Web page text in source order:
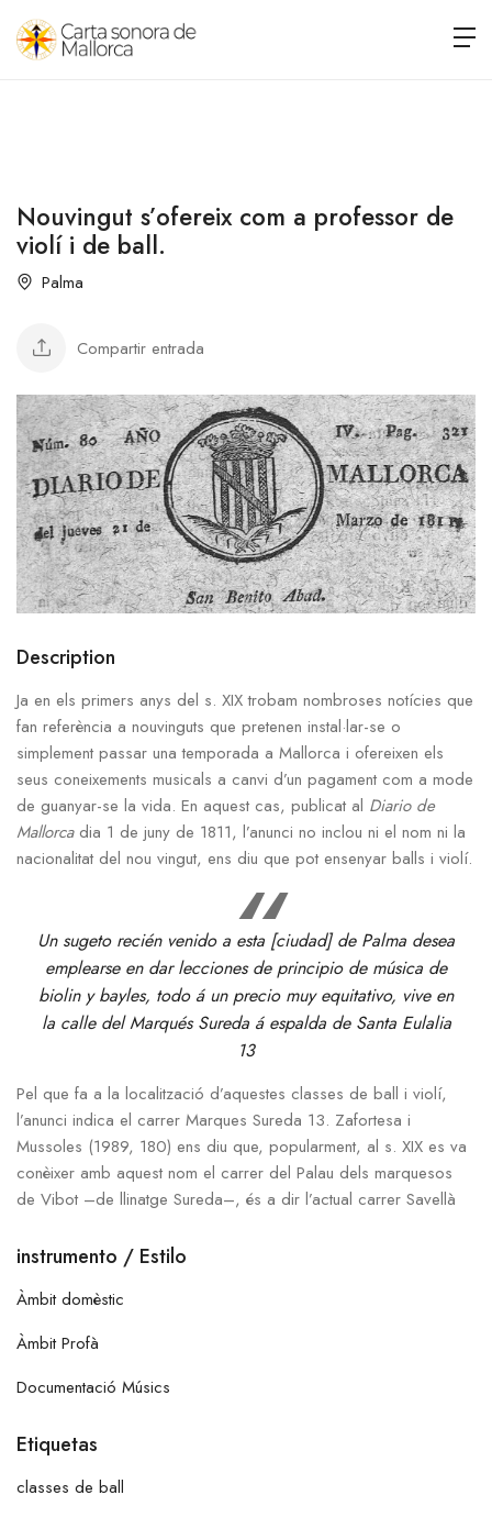
Nouvingut s’ofereix com a professor de
violí i de ball.
Palma
Compartir entrada
Description
Ja en els primers anys del s. XIX trobam nombroses notícies que
fan referència a nouvinguts que pretenen instal·lar-se o
simplement passar una temporada a Mallorca i ofereixen els
seus coneixements musicals a canvi d’un pagament com a mode
de guanyar-se la vida. En aquest cas, publicat al Diario de
Mallorcadia 1 de juny de 1811, l’anunci no inclou ni el nom ni la
nacionalitat del nou vingut, ens diu que pot ensenyar balls i violí.
Un sugeto recién venido a esta [ciudad] de Palma desea
emplearse en dar lecciones de principio de música de
biolin y bayles, todo á un precio muy equitativo, vive en
la calle del Marqués Sureda á espalda de Santa Eulalia
13
Pel que fa a la localització d’aquestes classes de ball i violí,
l’anunci indica el carrer Marques Sureda 13. Zafortesa i
Mussoles (1989, 180) ens diu que, popularment, al s. XIX es va
conèixer amb aquest nom el carrer del Palau dels marquesos
de Vibot –de llinatge Sureda–, és a dir l’actual carrer Savellà
instrumento / Estilo
Àmbit domèstic
Àmbit Profà
Documentació Músics
Etiquetas
classes de ball